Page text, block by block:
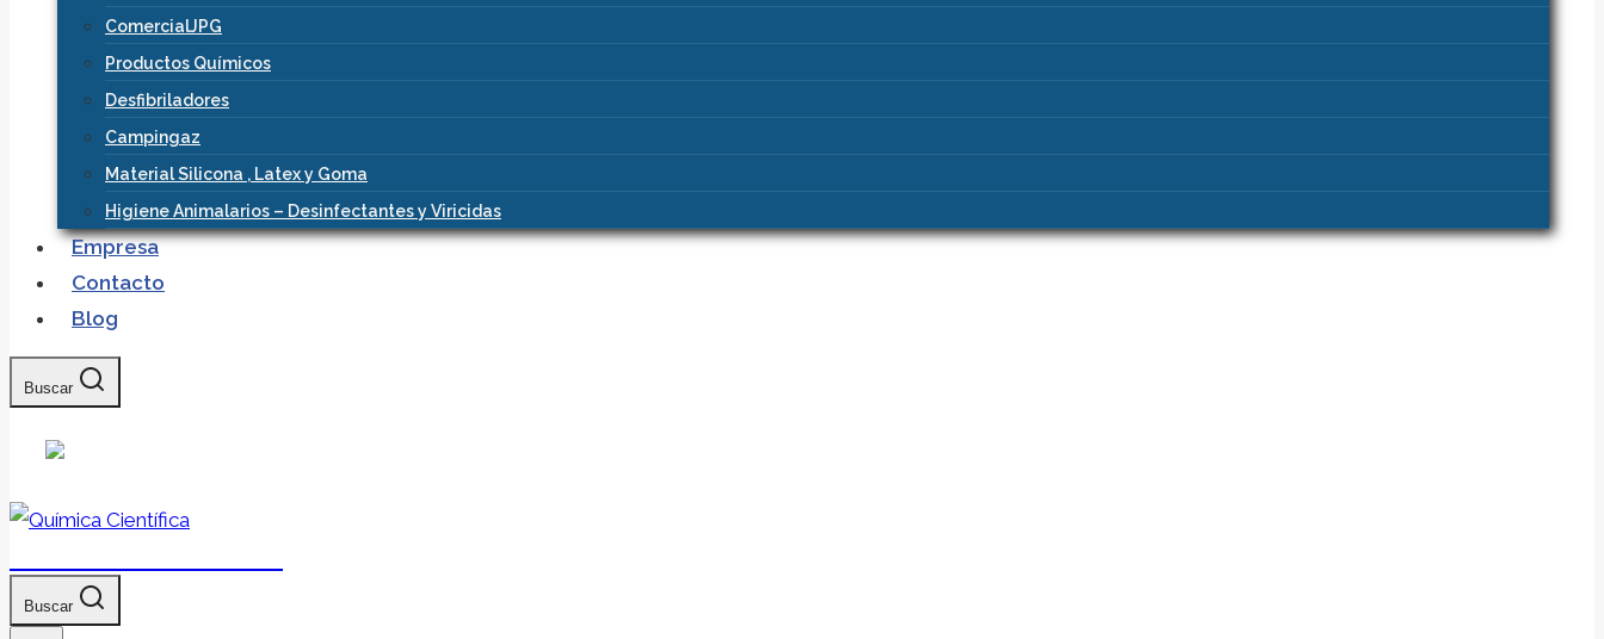
ComercialJPG
Productos Químicos
Desfibriladores
Campingaz
Material Silicona , Latex y Goma
Higiene Animalarios – Desinfectantes y Viricidas
Empresa
Contacto
Blog
Buscar
Buscar